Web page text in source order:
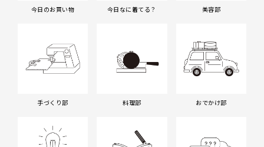
今日のお買い物 今日なに着てる？ 美容部
手づくり部 料理部 おでかけ部